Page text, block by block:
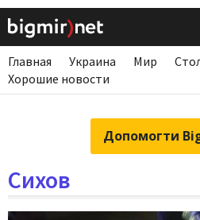
Главная Украина Мир
Хорошие новости
Допомогти
Сихов